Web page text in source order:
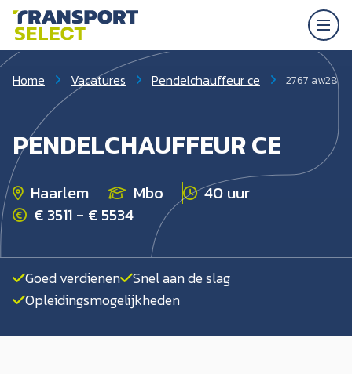
Home Vacatures Pendelchauffeur ce 2767 aw28
PENDELCHAUFFEUR CE
Haarlem Mbo
40 uur
€ 3511 - € 5534
Goed verdienen Snel aan de slag
Opleidingsmogelijkheden